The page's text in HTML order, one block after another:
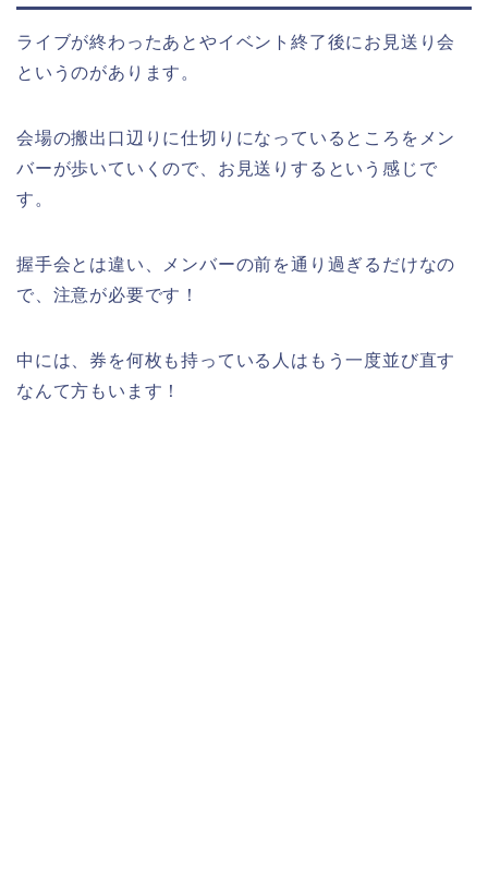
ライブが終わったあとやイベント終了後にお見送り会
というのがあります。
会場の搬出口辺りに仕切りになっているところをメン
バーが歩いていくので、お見送りするという感じで
す。
握手会とは違い、メンバーの前を通り過ぎるだけなの
で、注意が必要です！
中には、券を何枚も持っている人はもう一度並び直す
なんて方もいます！